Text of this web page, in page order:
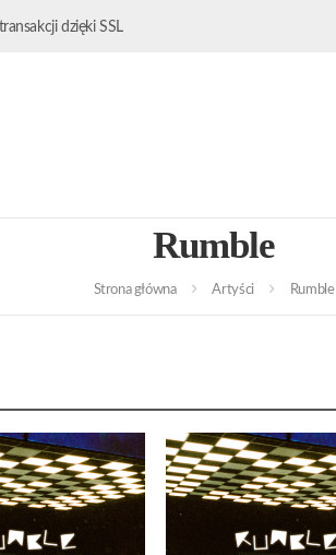
dzięki SSL
Rumble
Strona główna Artyści Rumble